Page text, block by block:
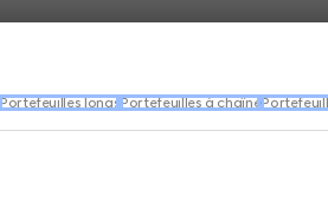
Portefeuilles longs Portefeuilles à chaîne